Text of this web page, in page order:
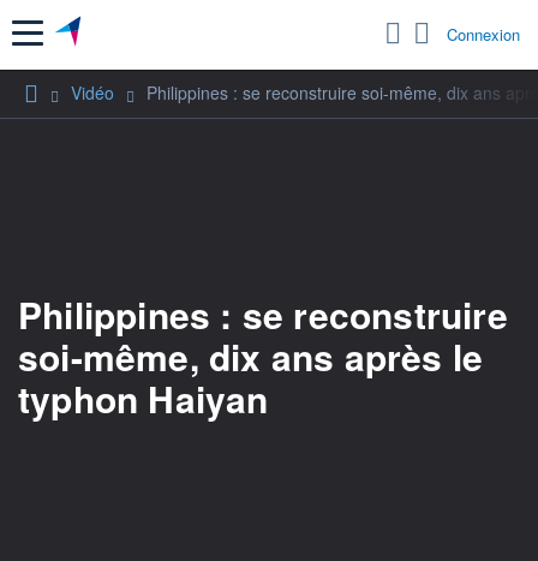
Menu Connexion
Vidéo Philippines : se reconstruire soi-même, dix ans
Philippines : se reconstruire
soi-même, dix ans après le
typhon Haiyan